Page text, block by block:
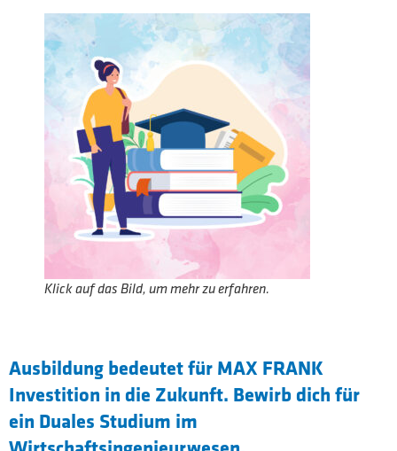
Klick auf das Bild, um mehr zu erfahren.
Ausbildung bedeutet für MAX FRANK
Investition in die Zukunft. Bewirb dich für
ein Duales Studium im